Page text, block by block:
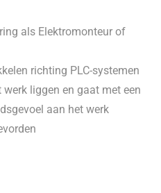
als Elektromonteur of
richting PLC-systemen
liggen en gaat met een
aan het werk